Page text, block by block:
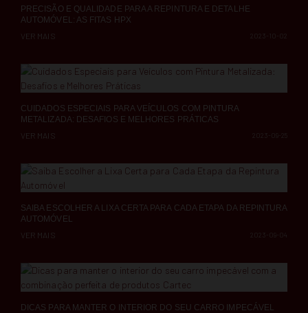
PRECISÃO E QUALIDADE PARA A REPINTURA E DETALHE
AUTOMÓVEL: AS FITAS HPX
VER MAIS
CUIDADOS ESPECIAIS PARA VEÍCULOS COM PINTURA
METALIZADA: DESAFIOS E MELHORES PRÁTICAS
VER MAIS
SAIBA ESCOLHER A LIXA CERTA PARA CADA ETAPA DA REPINTURA
AUTOMÓVEL
2023-09-04
VER MAIS
DICAS PARA MANTER O INTERIOR DO SEU CARRO IMPECÁVEL